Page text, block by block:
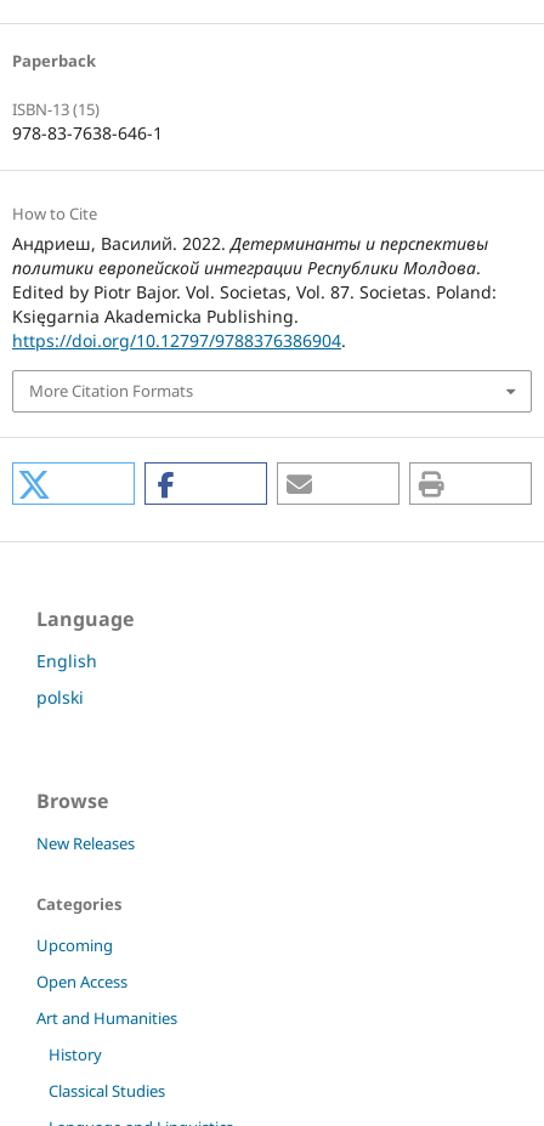
Paperback
ISBN-13 (15)
978-83-7638-646-1
How to Cite
Андриеш, Василий. 2022.Детерминанты и перспективы
политики европейской интеграции Республики Молдова.
Edited by Piotr Bajor. Vol. Societas, Vol. 87. Societas. Poland:
Księgarnia Akademicka Publishing.
https://doi.org/10.12797/9788376386904.
More Citation Formats
Language
English
polski
Browse
New Releases
Categories
Upcoming
Open Access
Art and Humanities
History
Classical Studies